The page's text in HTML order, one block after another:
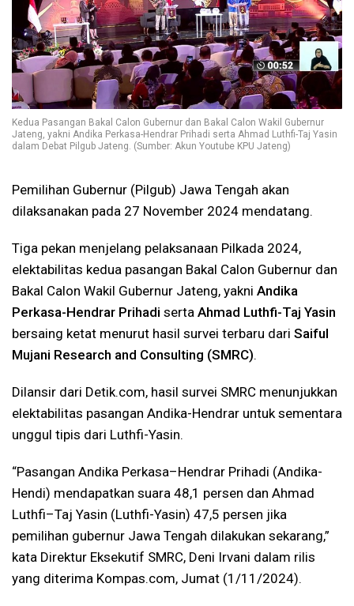
Kedua Pasangan Bakal Calon Gubernur dan Bakal Calon Wakil Gubernur
Jateng, yakni Andika Perkasa-Hendrar Prihadi serta Ahmad Luthfi-Taj Yasin
dalam Debat Pilgub Jateng. (Sumber: Akun Youtube KPU Jateng)
Pemilihan Gubernur (Pilgub) Jawa Tengah akan
dilaksanakan pada 27 November 2024 mendatang.
Tiga pekan menjelang pelaksanaan Pilkada 2024,
elektabilitas kedua pasangan Bakal Calon Gubernur dan
Bakal Calon Wakil Gubernur Jateng, yakni Andika
Perkasa-Hendrar Prihadi serta Ahmad Luthfi-Taj Yasin
bersaing ketat menurut hasil survei terbaru dari Saiful
Mujani Research and Consulting (SMRC).
Dilansir dari Detik.com, hasil survei SMRC menunjukkan
elektabilitas pasangan Andika-Hendrar untuk sementara
unggul tipis dari Luthfi-Yasin.
“Pasangan Andika Perkasa–Hendrar Prihadi (Andika-
Hendi) mendapatkan suara 48,1 persen dan Ahmad
Luthfi–Taj Yasin (Luthfi-Yasin) 47,5 persen jika
pemilihan gubernur Jawa Tengah dilakukan sekarang,”
kata Direktur Eksekutif SMRC, Deni Irvani dalam rilis
yang diterima Kompas.com, Jumat (1/11/2024).